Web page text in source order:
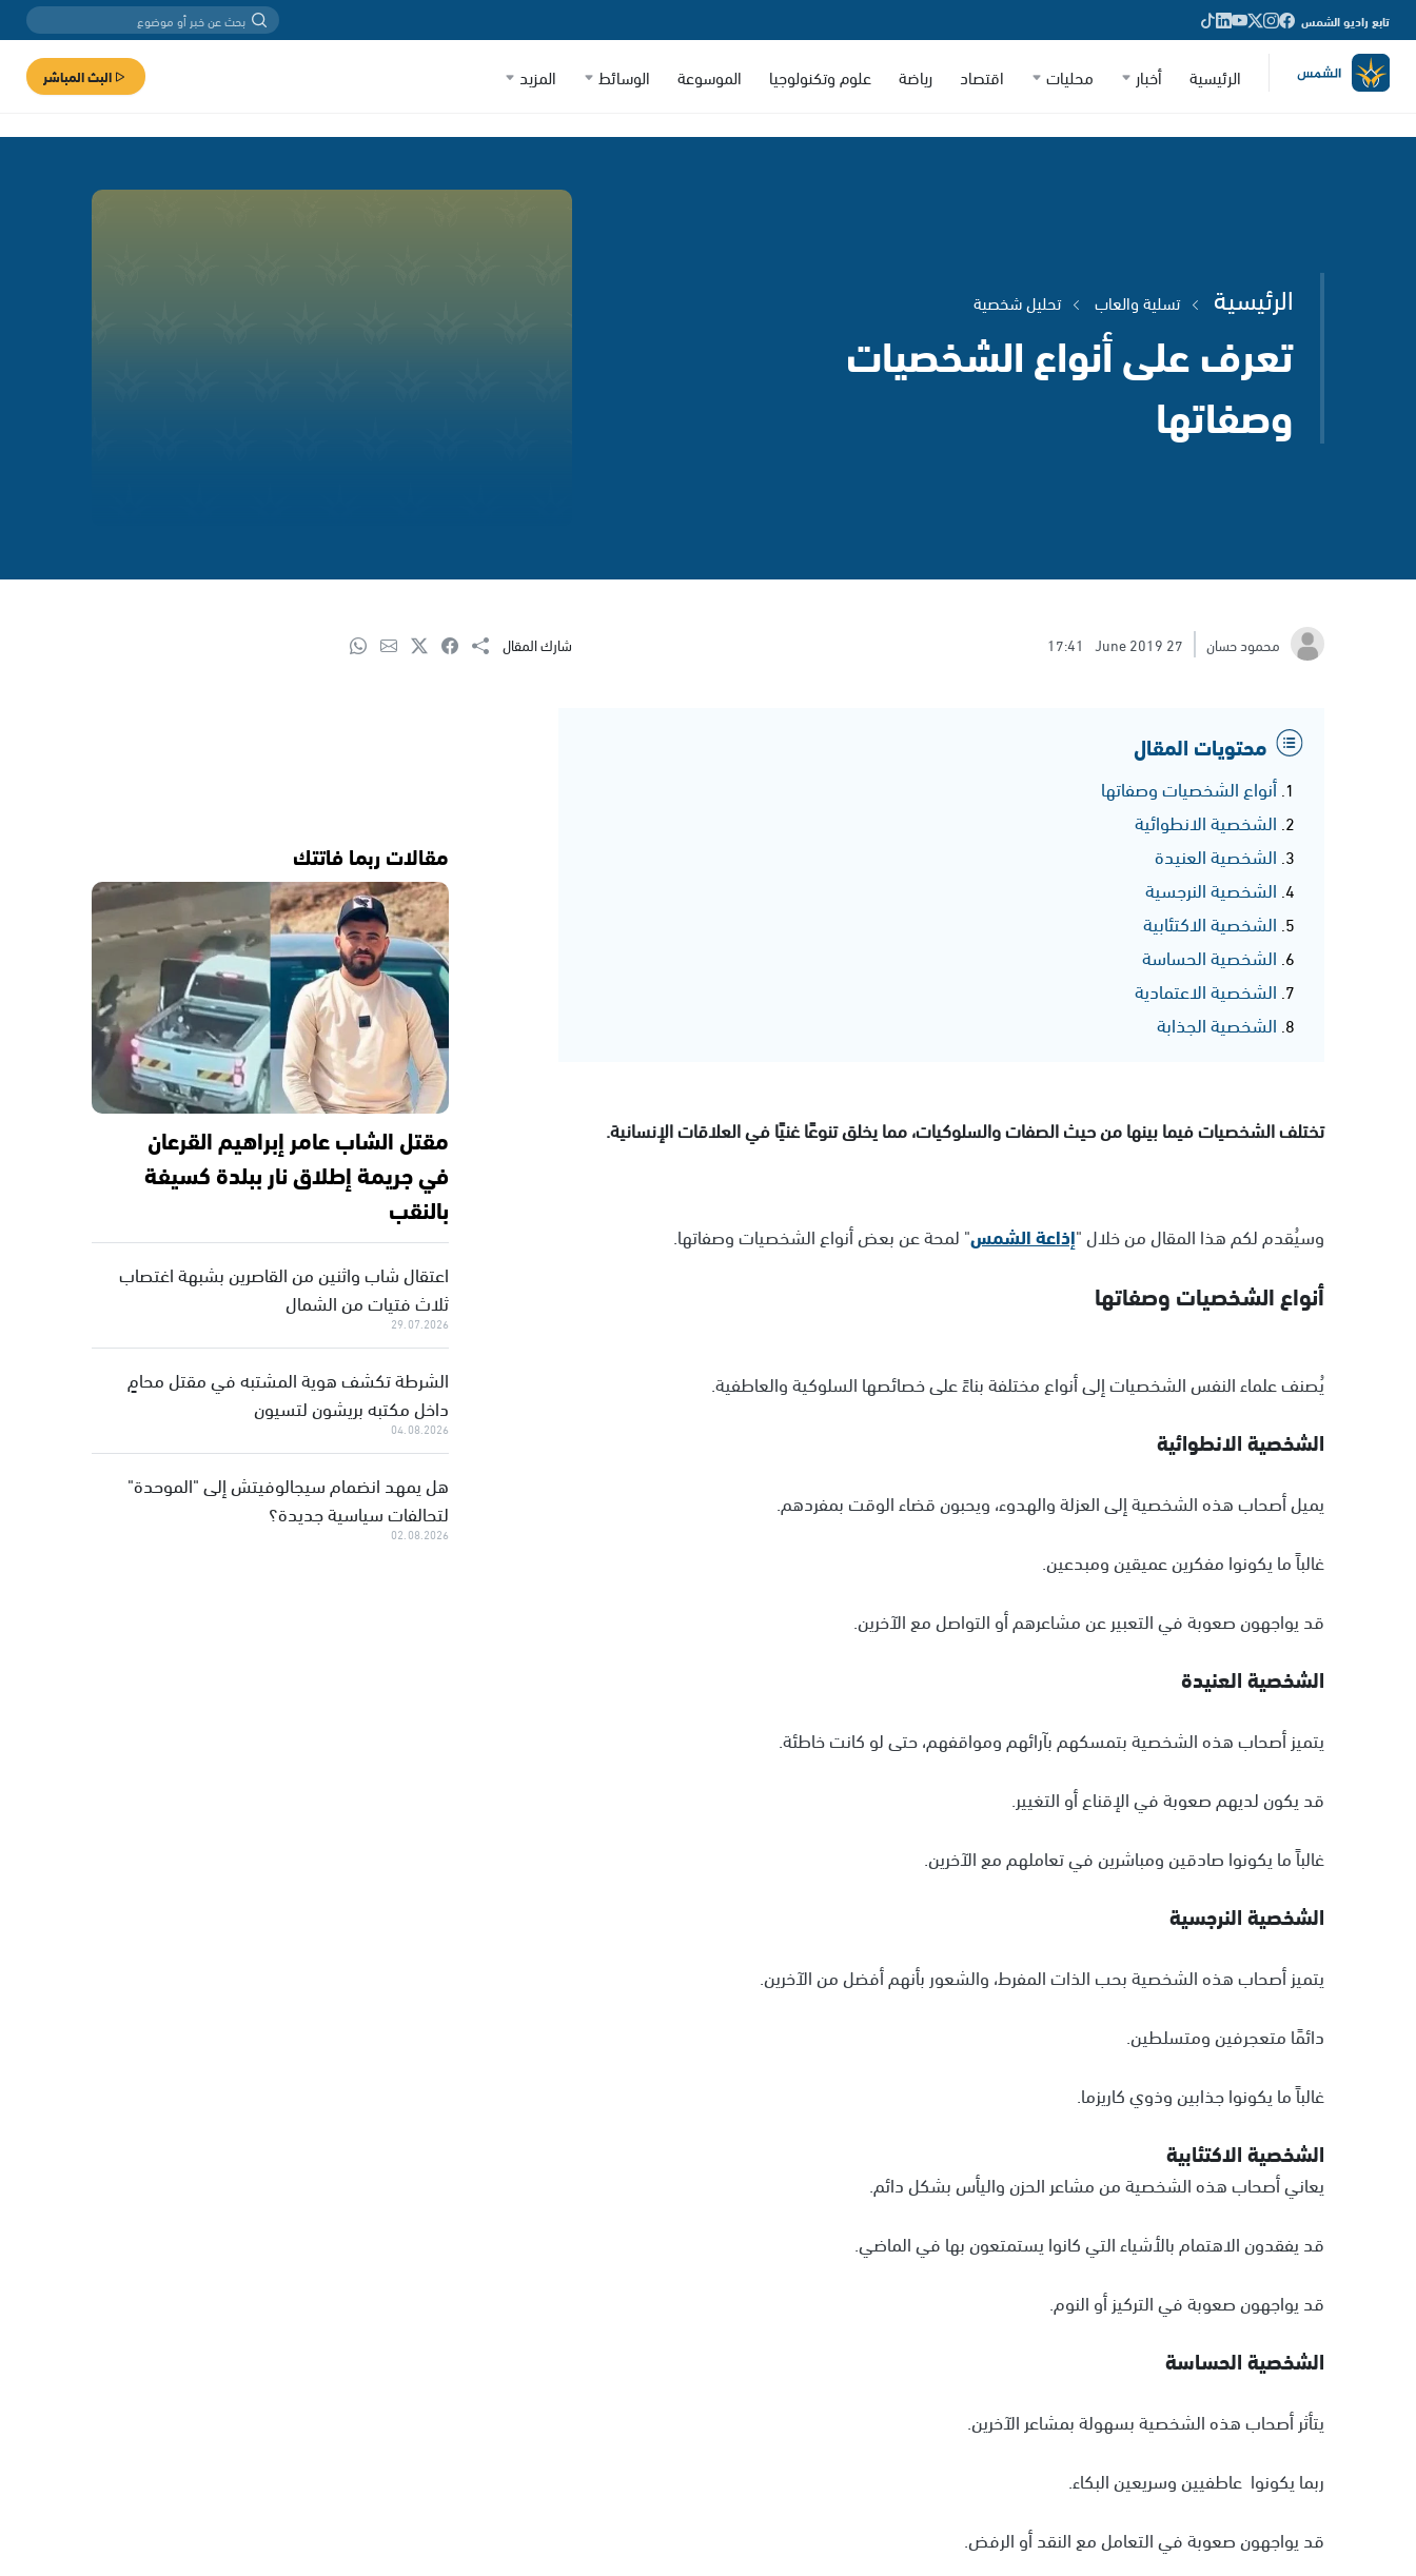
تابع راديو الشمس
الرئيسية أخبار محليات اقتصاد رياضة علوم وتكنولوجيا الموسوعة الوسائط المزيد البث المباشر
الرئيسية تسلية والعاب تحليل شخصية
تعرف على أنواع الشخصيات
وصفاتها
محمود حسان 27 June 2019
17:41 شارك المقال
محتويات المقال
أنواع الشخصيات وصفاتها
الشخصية الانطوائية
الشخصية العنيدة
الشخصية النرجسية
الشخصية الاكتئابية
الشخصية الحساسة
الشخصية الاعتمادية
الشخصية الجذابة
تختلف الشخصيات فيما بينها من حيث الصفات والسلوكيات، مما يخلق تنوعًا غنيًا في العلاقات الإنسانية.
وسيُقدم لكم هذا المقال من خلال "إذاعة الشمس" لمحة عن بعض أنواع الشخصيات وصفاتها.
أنواع الشخصيات وصفاتها
يُصنف علماء النفس الشخصيات إلى أنواع مختلفة بناءً على خصائصها السلوكية والعاطفية.
الشخصية الانطوائية
يميل أصحاب هذه الشخصية إلى العزلة والهدوء، ويحبون قضاء الوقت بمفردهم.
غالباً ما يكونوا مفكرين عميقين ومبدعين.
قد يواجهون صعوبة في التعبير عن مشاعرهم أو التواصل مع الآخرين.
الشخصية العنيدة
يتميز أصحاب هذه الشخصية بتمسكهم بآرائهم ومواقفهم، حتى لو كانت خاطئة.
قد يكون لديهم صعوبة في الإقناع أو التغيير.
غالباً ما يكونوا صادقين ومباشرين في تعاملهم مع الآخرين.
الشخصية النرجسية
يتميز أصحاب هذه الشخصية بحب الذات المفرط، والشعور بأنهم أفضل من الآخرين.
دائمًا متعجرفين ومتسلطين.
غالباً ما يكونوا جذابين وذوي كاريزما.
الشخصية الاكتئابية
يعاني أصحاب هذه الشخصية من مشاعر الحزن واليأس بشكل دائم.
قد يفقدون الاهتمام بالأشياء التي كانوا يستمتعون بها في الماضي.
قد يواجهون صعوبة في التركيز أو النوم.
الشخصية الحساسة
يتأثر أصحاب هذه الشخصية بسهولة بمشاعر الآخرين.
ربما يكونوا عاطفيين وسريعين البكاء.
قد يواجهون صعوبة في التعامل مع النقد أو الرفض.
مقالات ربما فاتتك
مقتل الشاب عامر إبراهيم القرعان
في جريمة إطلاق نار ببلدة كسيفة
بالنقب
اعتقال شاب واثنين من القاصرين بشبهة اغتصاب
ثلاث فتيات من الشمال
29.07.2026
الشرطة تكشف هوية المشتبه في مقتل محامٍ
داخل مكتبه بريشون لتسيون
04.08.2026
هل يمهد انضمام سيجالوفيتش إلى "الموحدة"
لتحالفات سياسية جديدة؟
02.08.2026